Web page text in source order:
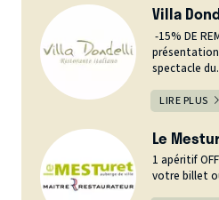
Villa
-15% DE
spectacle
LIRE PLUS
Le
1 apéritif
votre billet